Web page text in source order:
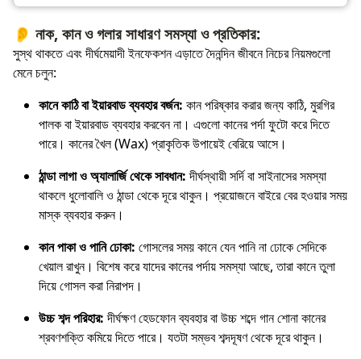
👂 নাক, কান ও গলার সাধারণ সমস্যা ও প্রতিকার:
সুস্থ থাকতে এবং দীর্ঘমেয়াদী ইনফেকশন এড়াতে দৈনন্দিন জীবনে নিচের নিয়মগুলো
মেনে চলুন:
কানে কাঠি বা ইয়ারবাড ব্যবহার বর্জন: কান পরিষ্কার করার জন্য কাঠি, মুরগির
পালক বা ইয়ারবাড ব্যবহার করবেন না। এগুলো কানের পর্দা ফুটো করে দিতে
পারে। কানের খৈল (Wax) প্রাকৃতিক উপায়েই বেরিয়ে আসে।
ঠান্ডা লাগা ও অ্যালার্জি থেকে সাবধান:দীর্ঘস্থায়ী সর্দি বা সাইনাসের সমস্যা
থাকলে ধুলোবালি ও ঠান্ডা থেকে দূরে থাকুন। প্রয়োজনে বাইরে বের হওয়ার সময়
মাস্ক ব্যবহার করুন।
কান পাকা ও পানি ঢোকা: গোসলের সময় কানে যেন পানি না ঢোকে সেদিকে
খেয়াল রাখুন। বিশেষ করে যাদের কানের পর্দায় সমস্যা আছে, তারা কানে তুলা
দিয়ে গোসল করা নিরাপদ।
উচ্চ শব্দ পরিহার:দীর্ঘক্ষণ হেডফোন ব্যবহার বা উচ্চ শব্দে গান শোনা কানের
শ্রবণশক্তি কমিয়ে দিতে পারে। যতটা সম্ভব শব্দদূষণ থেকে দূরে থাকুন।